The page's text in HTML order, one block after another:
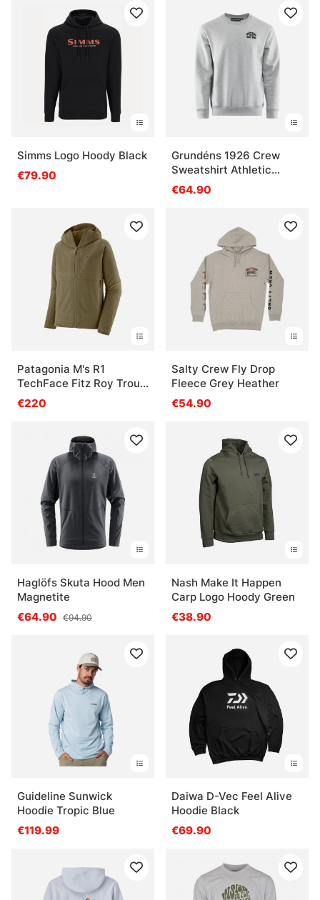
Simms Logo Hoody Black
€79.90
Grundéns 1926 Crew
Sweatshirt Athletic
Heather
€64.90
Patagonia M's R1
TechFace Fitz Roy Trout
Hoody Dark Ash
€220
Salty Crew Fly Drop
Fleece Grey Heather
€54.90
Haglöfs Skuta Hood Men
Magnetite
€64.90 €94.90
Nash Make It Happen
Carp Logo Hoody Green
€38.90
Guideline Sunwick
Hoodie Tropic Blue
€119.99
Daiwa D-Vec Feel Alive
Hoodie Black
€69.90